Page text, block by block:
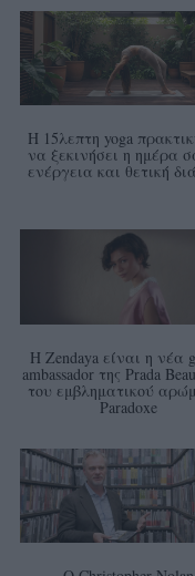
Η 15λεπτη yoga
να ξεκινήσει η ημέρα
ενέργεια και θετική
Η Zendaya είναι η νέα
ambassador της Prada
του εμβληματικού
Paradoxe